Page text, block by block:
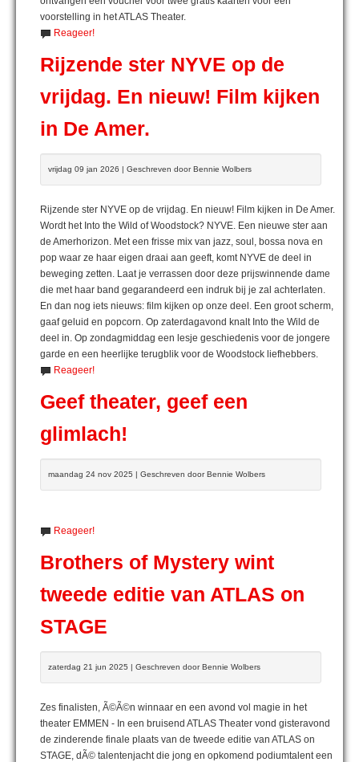
voorstelling in het ATLAS Theater.
Reageer!
Rijzende ster NYVE op de
vrijdag. En nieuw! Film kijken
in De Amer.
vrijdag 09 jan 2026 | Geschreven door Bennie Wolbers
Rijzende ster NYVE op de vrijdag. En nieuw! Film kijken in De Amer.
Wordt het Into the Wild of Woodstock? NYVE. Een nieuwe ster aan
de Amerhorizon. Met een frisse mix van jazz, soul, bossa nova en
pop waar ze haar eigen draai aan geeft, komt NYVE de deel in
beweging zetten. Laat je verrassen door deze prijswinnende dame
die met haar band gegarandeerd een indruk bij je zal achterlaten.
En dan nog iets nieuws: film kijken op onze deel. Een groot scherm,
gaaf geluid en popcorn. Op zaterdagavond knalt Into the Wild de
deel in. Op zondagmiddag een lesje geschiedenis voor de jongere
garde en een heerlijke terugblik voor de Woodstock liefhebbers.
Reageer!
Geef theater, geef een
glimlach!
maandag 24 nov 2025 | Geschreven door Bennie Wolbers
Reageer!
Brothers of Mystery wint
tweede editie van ATLAS on
STAGE
zaterdag 21 jun 2025 | Geschreven door Bennie Wolbers
Zes finalisten, Ã©Ã©n winnaar en een avond vol magie in het
theater EMMEN - In een bruisend ATLAS Theater vond gisteravond
de zinderende finale plaats van de tweede editie van ATLAS on
STAGE, dÃ© talentenjacht die jong en opkomend podiumtalent een